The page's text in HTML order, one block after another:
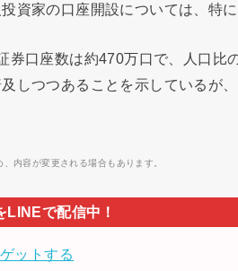
資家の口座開設については、特
券口座数は約470万口で、人口比
しつつあることを示しているが
内容が変更される場合もあります。
ットする